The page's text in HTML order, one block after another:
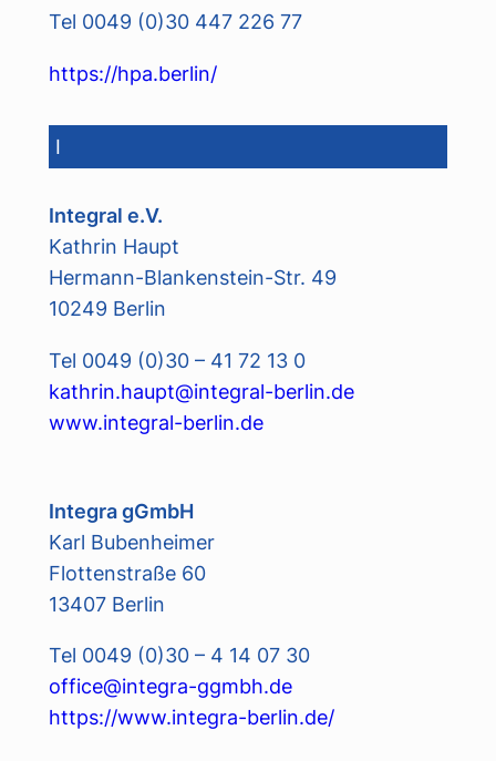
Tel 0049 (0)30 447 226 77
https://hpa.berlin/
I
Integral e.V.
Kathrin Haupt
Hermann-Blankenstein-Str. 49
10249 Berlin
Tel 0049 (0)30 – 41 72 13 0
kathrin.haupt@integral-berlin.de
www.integral-berlin.de
Integra gGmbH
Karl Bubenheimer
Flottenstraße 60
13407 Berlin
Tel 0049 (0)30 – 4 14 07 30
office@integra-ggmbh.de
https://www.integra-berlin.de/